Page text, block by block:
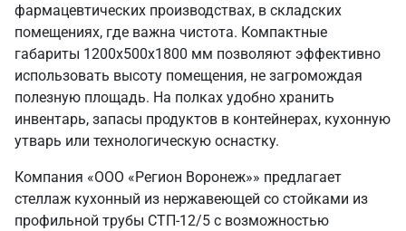
фармацевтических производствах, в складских
помещениях, где важна чистота. Компактные
габариты 1200х500х1800 мм позволяют эффективно
использовать высоту помещения, не загромождая
полезную площадь. На полках удобно хранить
инвентарь, запасы продуктов в контейнерах, кухонную
утварь или технологическую оснастку.
Компания «ООО «Регион Воронеж»» предлагает
стеллаж кухонный из нержавеющей со стойками из
профильной трубы СТП-12/5 с возможностью